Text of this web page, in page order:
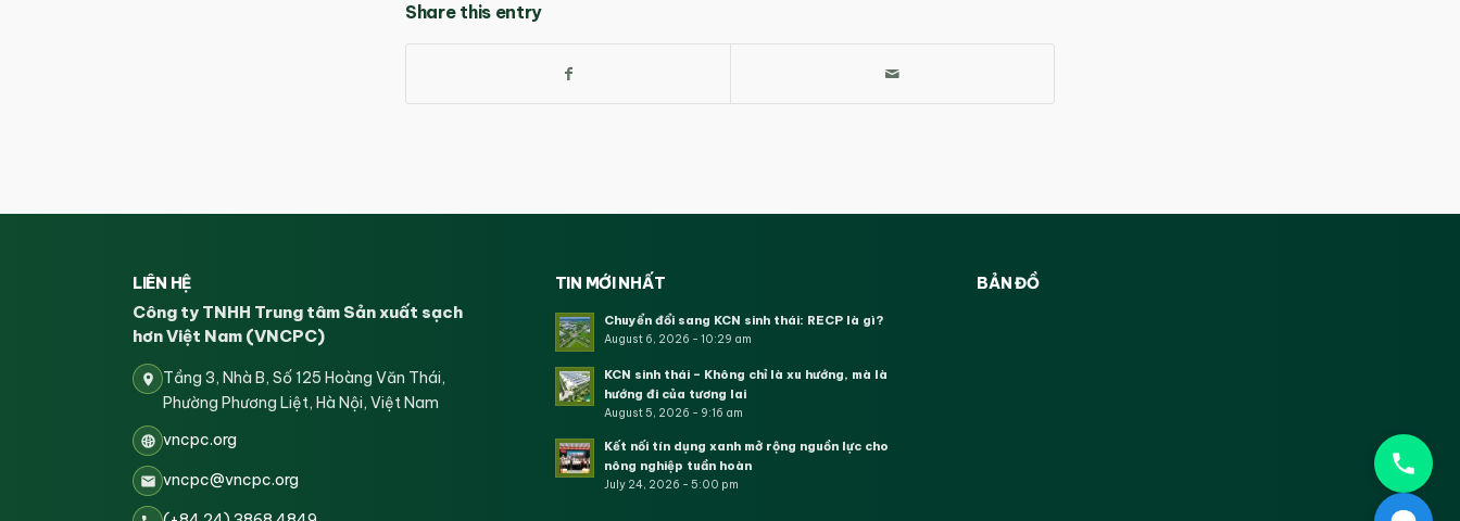
Share this entry
LIÊN HỆ
Công ty TNHH Trung tâm Sản xuất sạch
hơn Việt Nam (VNCPC)
Tầng 3, Nhà B, Số 125 Hoàng Văn Thái,
Phường Phương Liệt, Hà Nội, Việt Nam
vncpc.org
vncpc@vncpc.org
TIN MỚI NHẤT
Chuyển đổi sang KCN sinh thái: RECP là gì?
August 6, 2026 - 10:29 am
KCN sinh thái – Không chỉ là xu hướng, mà là
hướng đi của tương lai
August 5, 2026 - 9:16 am
Kết nối tín dụng xanh mở rộng nguồn lực cho
nông nghiệp tuần hoàn
July 24, 2026 - 5:00 pm
BẢN ĐỒ